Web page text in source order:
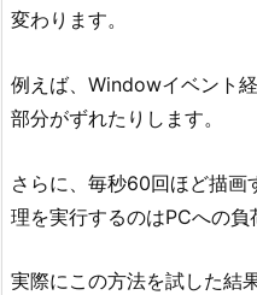
変わります。
例えば、Windowイベント
部分がずれたりします。
さらに、毎秒60回ほど描画
理を実行するのはPCへの負
実際にこの方法を試した結